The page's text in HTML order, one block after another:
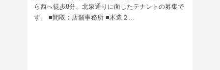
ら西へ徒歩8分、北泉通りに面したテナントの募集で
す。 ■間取：店舗事務所 ■木造２